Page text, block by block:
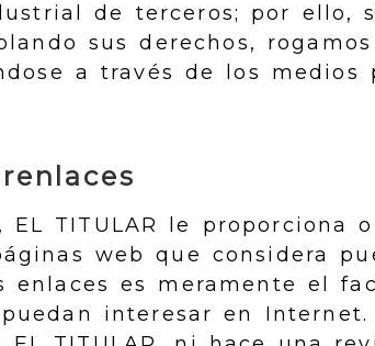
de terceros; por ello,
sus derechos,
a través de los medios
EL TITULAR le proporciona
web que considera
enlaces es meramente el
interesar en